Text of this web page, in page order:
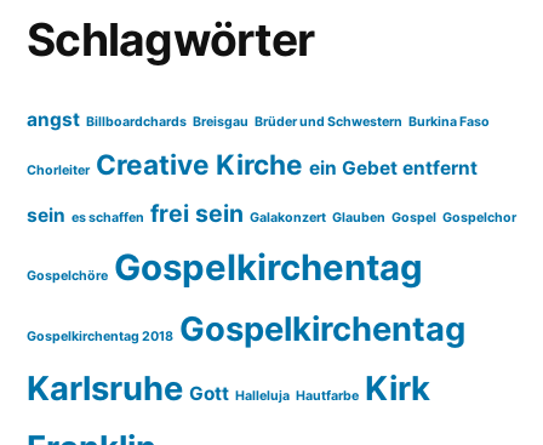
Schlagwörter
angst Billboardchards Breisgau Brüder und Schwestern Burkina Faso
Chorleiter Creative Kirche ein Gebet entfernt
sein es schaffen frei sein Galakonzert Glauben Gospel Gospelchor
Gospelchöre Gospelkirchentag
Gospelkirchentag 2018 Gospelkirchentag
Karlsruhe Gott Halleluja Hautfarbe Kirk